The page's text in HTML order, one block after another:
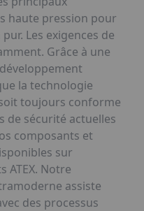
haute pression pour
Les exigences de
Grâce à une
la technologie
toujours conforme
de sécurité actuelles
composants et
sur
ATEX. Notre
assiste
des processus